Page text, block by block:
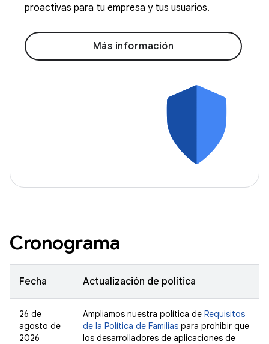
proactivas para tu empresa y tus usuarios.
Más información
Cronograma
Fecha Actualización de política
26 de
agosto de
2026
Ampliamos nuestra política de Requisitos
de la Política de Familias para prohibir que
los desarrolladores de aplicaciones de